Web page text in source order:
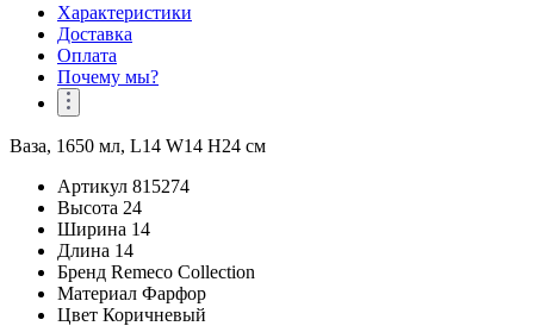
Характеристики
Доставка
Оплата
Почему мы?
Ваза, 1650 мл, L14 W14 H24 см
Артикул 815274
Высота 24
Ширина 14
Длина 14
Бренд Remeco Collection
Материал Фарфор
Цвет Коричневый